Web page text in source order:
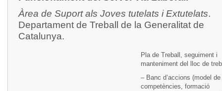
Àrea de Suport als Joves tutelats i Extutelats.
Departament de Treball de la Generalitat de
Catalunya.
Pla de Treball, seguiment i
manteniment del lloc de
– Banc d’accions (model de
competències, formació